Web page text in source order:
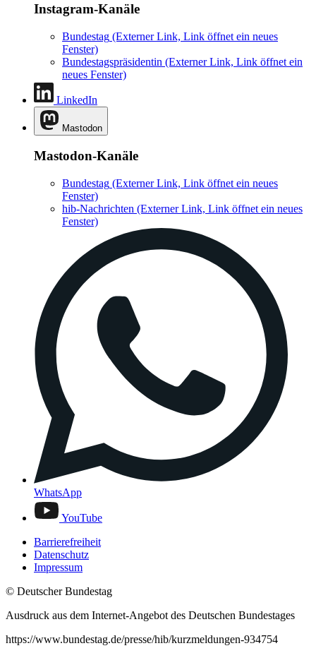
Instagram-Kanäle
Bundestag (Externer Link, Link öffnet ein neues
Fenster)
Bundestagspräsidentin (Externer Link, Link öffnet ein
neues Fenster)
LinkedIn
Mastodon
Mastodon-Kanäle
Bundestag (Externer Link, Link öffnet ein neues
Fenster)
hib-Nachrichten (Externer Link, Link öffnet ein neues
Fenster)
WhatsApp
YouTube
Barrierefreiheit
Datenschutz
Impressum
© Deutscher Bundestag
Ausdruck aus dem Internet-Angebot des Deutschen Bundestages
https://www.bundestag.de/presse/hib/kurzmeldungen-934754